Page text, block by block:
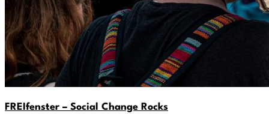
FREIfenster – Social Change Rocks